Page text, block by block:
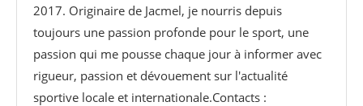
2017. Originaire de Jacmel, je nourris depuis
toujours une passion profonde pour le sport, une
passion qui me pousse chaque jour à informer avec
rigueur, passion et dévouement sur l'actualité
sportive locale et internationale.Contacts :